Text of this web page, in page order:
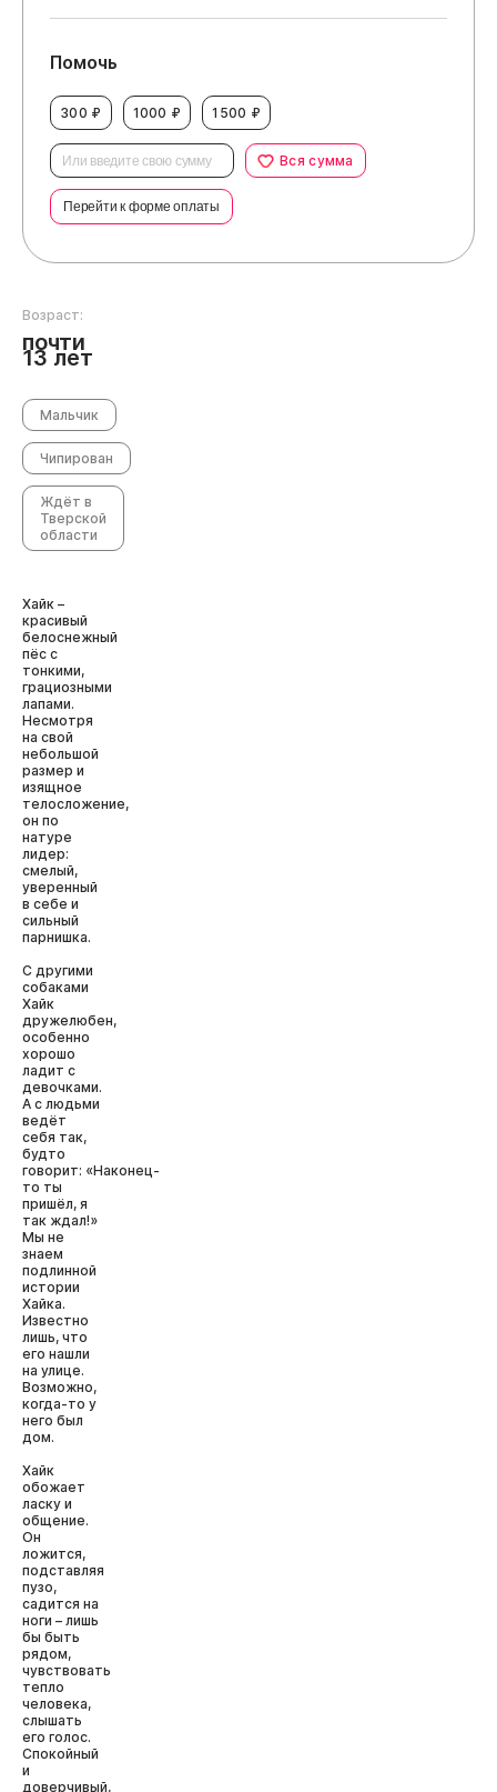
Помочь
300 ₽ 1000 ₽ 1500 ₽
Вся сумма
Перейти к форме оплаты
Возраст:
почти
13 лет
Мальчик
Чипирован
Ждёт в
Тверской
области
Хайк –
красивый
белоснежный
пёс с
тонкими,
грациозными
лапами.
Несмотря
на свой
небольшой
размер и
изящное
телосложение,
он по
натуре
лидер:
смелый,
уверенный
в себе и
сильный
парнишка.
С другими
собаками
Хайк
дружелюбен,
особенно
хорошо
ладит с
девочками.
А с людьми
ведёт
себя так,
будто
говорит: «Наконец-
то ты
пришёл, я
так ждал!»
Мы не
знаем
подлинной
истории
Хайка.
Известно
лишь, что
его нашли
на улице.
Возможно,
когда-то у
него был
дом.
Хайк
обожает
ласку и
общение.
Он
ложится,
подставляя
пузо,
садится на
ноги – лишь
бы быть
рядом,
чувствовать
тепло
человека,
слышать
его голос.
Спокойный
и
доверчивый,